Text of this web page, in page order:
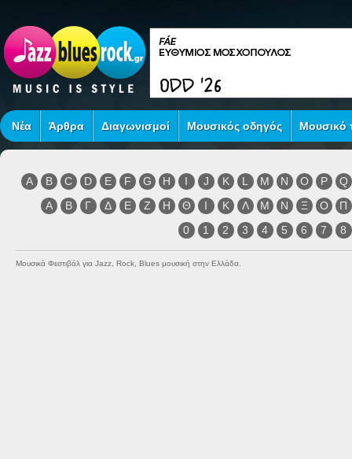
Νέα Άρθρα Διαγωνισμοί Μουσικός οδηγός Μουσικό
A B C D E F G H I J K L M N O P
Q
Α
Β Γ Δ Ε Ζ Η Θ Ι Κ Λ Μ Ν Ξ Ο
Π
0
1 2 3 4 5 6 7 8
Μουσικά Φεστιβάλ για Jazz, Rock, Blues μουσική στην Ελλάδα.